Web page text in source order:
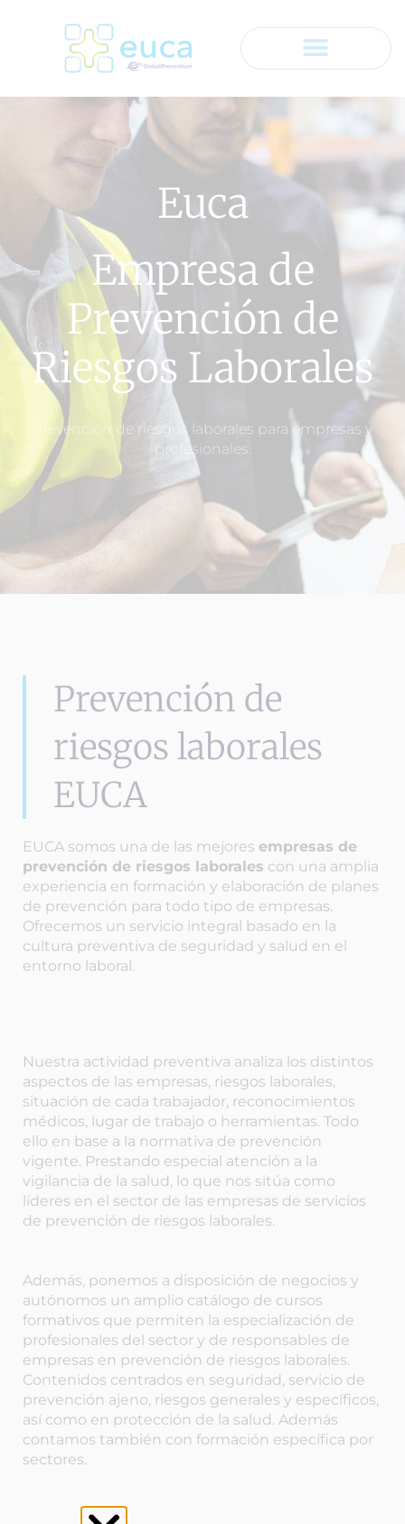
Euca
Empresa de
Prevención de
Riesgos Laborales
Prevención de riesgos laborales para empresas y
profesionales.
Prevención de
riesgos laborales
EUCA
EUCA somos una de las mejores empresas de
prevención de riesgos laborales con una amplia
experiencia en formación y elaboración de planes
de prevención para todo tipo de empresas.
Ofrecemos un servicio integral basado en la
cultura preventiva de seguridad y salud en el
entorno laboral.
Nuestra actividad preventiva analiza los distintos
aspectos de las empresas, riesgos laborales,
situación de cada trabajador, reconocimientos
médicos, lugar de trabajo o herramientas. Todo
ello en base a la normativa de prevención
vigente. Prestando especial atención a la
vigilancia de la salud, lo que nos sitúa como
líderes en el sector de las empresas de servicios
de prevención de riesgos laborales.
Además, ponemos a disposición de negocios y
autónomos un amplio catálogo de cursos
formativos que permiten la especialización de
profesionales del sector y de responsables de
empresas en prevención de riesgos laborales.
Contenidos centrados en seguridad, servicio de
prevención ajeno, riesgos generales y específicos,
así como en protección de la salud. Además
contamos también con formación específica por
sectores.